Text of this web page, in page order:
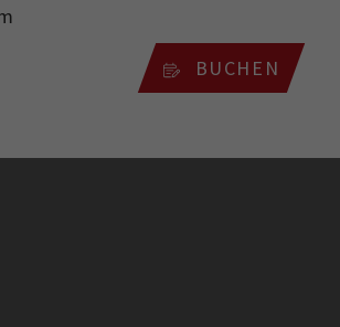
BUCHEN